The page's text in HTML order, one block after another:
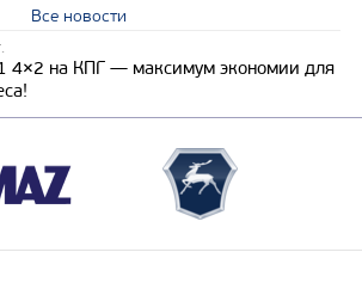
Все новости
4×2 на КПГ — максимум экономии для